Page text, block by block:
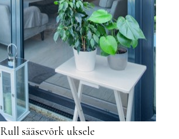
Rull sääsevõrk uksele